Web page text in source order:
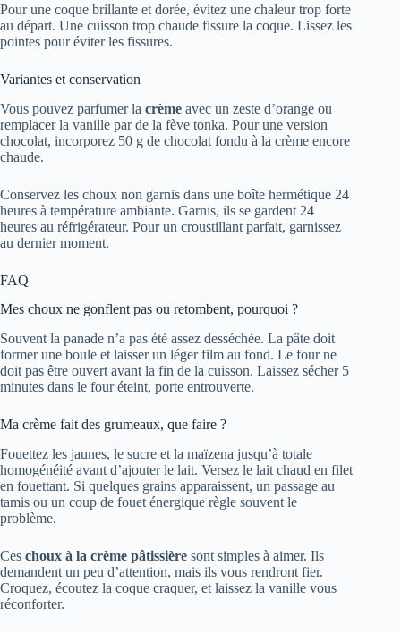
Pour une coque brillante et dorée, évitez une chaleur trop forte
au départ. Une cuisson trop chaude fissure la coque. Lissez les
pointes pour éviter les fissures.
Variantes et conservation
Vous pouvez parfumer la crème avec un zeste d’orange ou
remplacer la vanille par de la fève tonka. Pour une version
chocolat, incorporez 50 g de chocolat fondu à la crème encore
chaude.
Conservez les choux non garnis dans une boîte hermétique 24
heures à température ambiante. Garnis, ils se gardent 24
heures au réfrigérateur. Pour un croustillant parfait, garnissez
au dernier moment.
FAQ
Mes choux ne gonflent pas ou retombent, pourquoi ?
Souvent la panade n’a pas été assez desséchée. La pâte doit
former une boule et laisser un léger film au fond. Le four ne
doit pas être ouvert avant la fin de la cuisson. Laissez sécher 5
minutes dans le four éteint, porte entrouverte.
Ma crème fait des grumeaux, que faire ?
Fouettez les jaunes, le sucre et la maïzena jusqu’à totale
homogénéité avant d’ajouter le lait. Versez le lait chaud en filet
en fouettant. Si quelques grains apparaissent, un passage au
tamis ou un coup de fouet énergique règle souvent le
problème.
Ces choux à la crème pâtissière sont simples à aimer. Ils
demandent un peu d’attention, mais ils vous rendront fier.
Croquez, écoutez la coque craquer, et laissez la vanille vous
réconforter.